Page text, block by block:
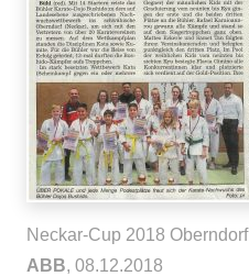
Neckar-Cup 2018 Oberndorf
ABB, 08.12.2018